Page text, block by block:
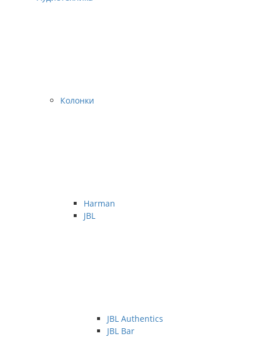
Колонки
Harman
JBL
JBL Authentics
JBL Bar